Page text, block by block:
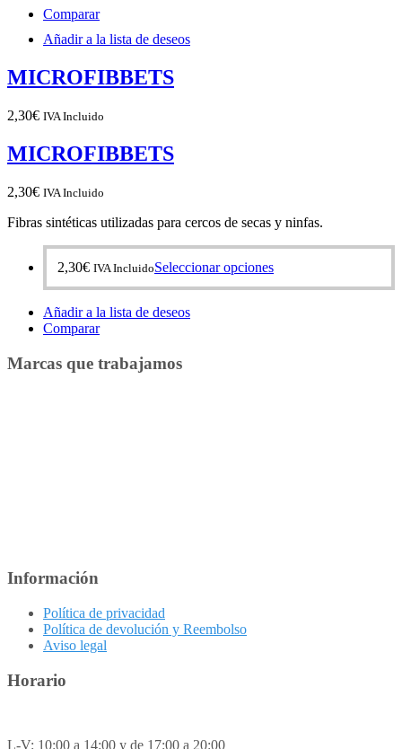
Comparar
Añadir a la lista de deseos
MICROFIBBETS
2,30€ IVA Incluido
MICROFIBBETS
2,30€ IVA Incluido
Fibras sintéticas utilizadas para cercos de secas y ninfas.
2,30€ IVA IncluidoSeleccionar opcionesEste
Añadir a la lista de deseos
Comparar
Marcas que trabajamos
Información
Política de privacidad
Política de devolución y Reembolso
Aviso legal
Horario
L-V: 10:00 a 14:00 y de 17:00 a 20:00